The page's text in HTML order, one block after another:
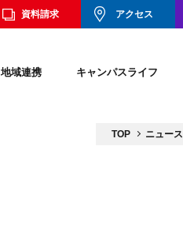
資料請求 アクセス
地域連携 キャンパスライフ
TOP ニュース